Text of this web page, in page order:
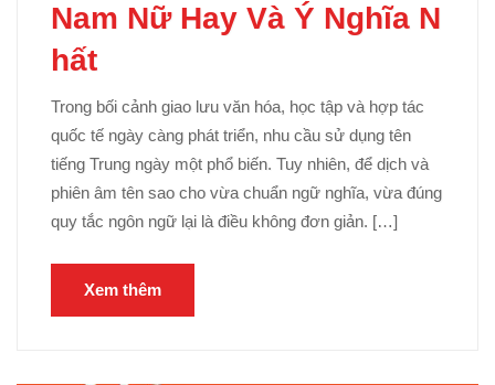
Nam Nữ Hay Và Ý Nghĩa N
hất
Trong bối cảnh giao lưu văn hóa, học tập và hợp tác
quốc tế ngày càng phát triển, nhu cầu sử dụng tên
tiếng Trung ngày một phổ biến. Tuy nhiên, để dịch và
phiên âm tên sao cho vừa chuẩn ngữ nghĩa, vừa đúng
quy tắc ngôn ngữ lại là điều không đơn giản. […]
Xem thêm